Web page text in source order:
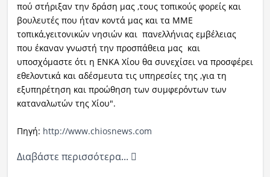
πού στήριξαν την δράση μας ,τους τοπικούς φορείς και
βουλευτές που ήταν κοντά μας και τα ΜΜΕ
τοπικά,γειτονικών νησιών και πανελλήνιας εμβέλειας
που έκαναν γνωστή την προσπάθεια μας και
υποσχόμαστε ότι η ΕΝΚΑ Χίου θα συνεχίσει να προσφέρει
εθελοντικά και αδέσμευτα τις υπηρεσίες της ,για τη
εξυπηρέτηση και προώθηση των συμφερόντων των
καταναλωτών της Χίου".
Πηγή: http://www.chiosnews.com
Διαβάστε περισσότερα...